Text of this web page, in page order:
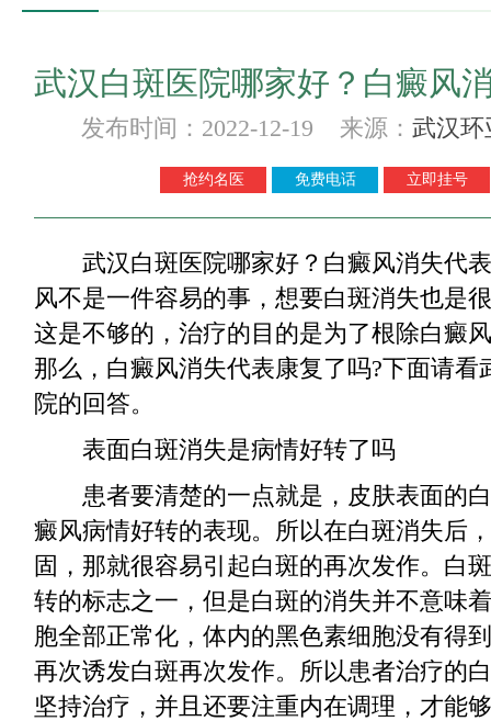
武汉白斑医院哪家好？白癜风
发布时间：2022-12-19 来源： 武汉环
抢约名医 免费电话 立即挂号
武汉白斑医院哪家好？白癜风消失代表
风不是一件容易的事，想要白斑消失也是
这是不够的，治疗的目的是为了根除白癜
那么，白癜风消失代表康复了吗?下面请看
院的回答。
表面白斑消失是病情好转了吗
患者要清楚的一点就是，皮肤表面的白
癜风病情好转的表现。所以在白斑消失后
固，那就很容易引起白斑的再次发作。白
转的标志之一，但是白斑的消失并不意味
胞全部正常化，体内的黑色素细胞没有得
再次诱发白斑再次发作。所以患者治疗的
坚持治疗，并且还要注重内在调理，才能